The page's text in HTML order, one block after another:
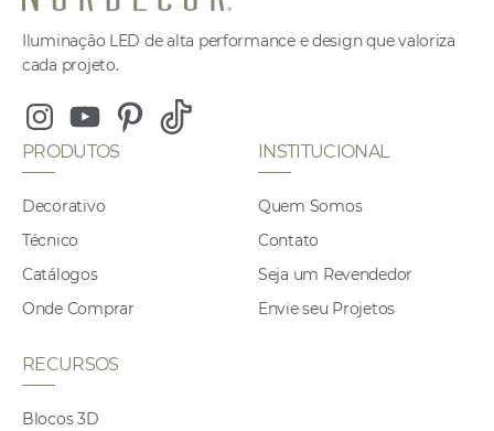
Iluminação LED de alta performance e design que valoriza
cada projeto.
InstagramYoutubePinterest
Tiktok
PRODUTOS
Decorativo
Técnico
Catálogos
Onde Comprar
INSTITUCIONAL
Quem Somos
Contato
Seja um Revendedor
Envie seu Projetos
RECURSOS
Blocos 3D